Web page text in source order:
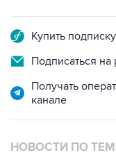
Купить
Подписаться на
Получать
канале
НОВОСТИ ПО